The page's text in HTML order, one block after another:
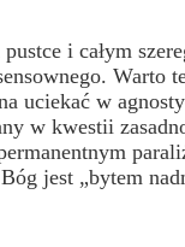
i całym
Warto
uciekać w
w kwestii
jest „bytem